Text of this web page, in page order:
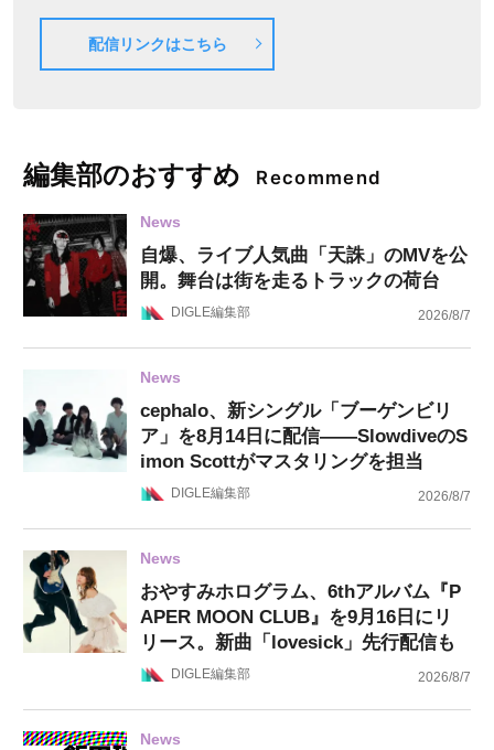
配信リンクはこちら
編集部のおすすめ Recommend
News
自爆、ライブ人気曲「天誅」のMVを公
開。舞台は街を走るトラックの荷台
DIGLE編集部 2026/8/7
News
cephalo、新シングル「ブーゲンビリ
ア」を8月14日に配信——SlowdiveのS
imon Scottがマスタリングを担当
DIGLE編集部 2026/8/7
News
おやすみホログラム、6thアルバム『P
APER MOON CLUB』を9月16日にリ
リース。新曲「lovesick」先行配信も
DIGLE編集部 2026/8/7
News